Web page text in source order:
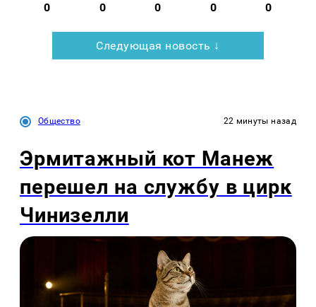
0 0 0 0 0
Следующая новость ↓
Общество 22 минуты назад
Эрмитажный кот Манеж
перешел на службу в цирк
Чинизелли